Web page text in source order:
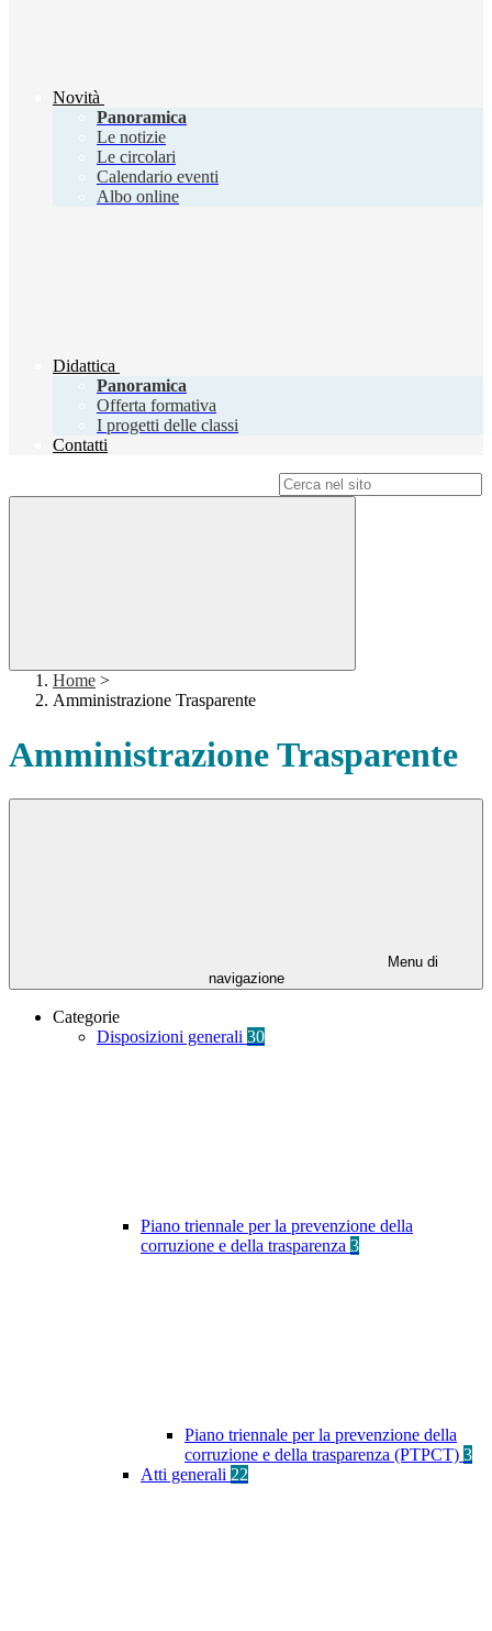
Novità
Panoramica
Le notizie
Le circolari
Calendario eventi
Albo online
Didattica
Panoramica
Offerta formativa
I progetti delle classi
Contatti
Home >
Amministrazione Trasparente
Amministrazione Trasparente
Menu di
navigazione
Categorie
Disposizioni generali 30
Piano triennale per la prevenzione della
corruzione e della trasparenza 3
Piano triennale per la prevenzione della
corruzione e della trasparenza (PTPCT) 3
Atti generali 22